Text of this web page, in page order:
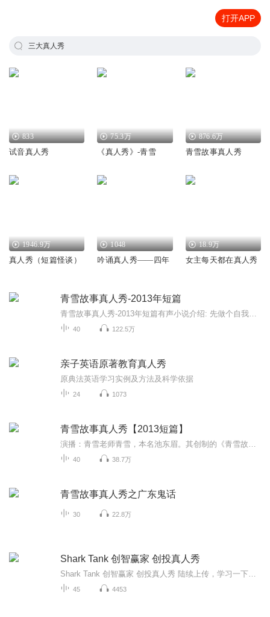
打开APP
三大真人秀
833
试音真人秀
75.3万
《真人秀》-青雪
876.6万
青雪故事真人秀
1946.9万
真人秀（短篇怪谈）
1048
吟诵真人秀——四年
18.9万
女主每天都在真人秀
青雪故事真人秀-2013年短篇
40 122.5万
亲子英语原著教育真人秀
原典法英语学习实例及方法及科学依据
24 1073
青雪故事真人秀【2013短篇】
40 38.7万
青雪故事真人秀之广东鬼话
30 22.8万
Shark Tank 创智赢家 创投真人秀
45 4453